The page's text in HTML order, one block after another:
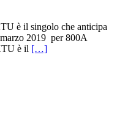
è il singolo che anticipa
2019 per 800A
è il […]